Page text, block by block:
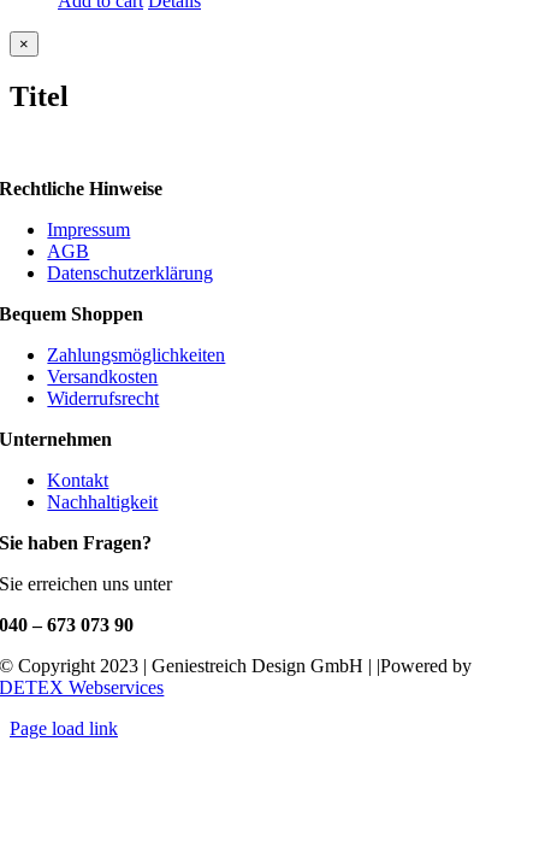
Close
product
view
×
Titel
Rechtliche Hinweise
Impressum
AGB
Datenschutzerklärung
Bequem Shoppen
Zahlungsmöglichkeiten
Versandkosten
Widerrufsrecht
Unternehmen
Kontakt
Nachhaltigkeit
Sie haben Fragen?
Sie erreichen uns unter
040 – 673 073 90
© Copyright 2023 | Geniestreich Design GmbH | |Powered by
DETEX Webservices
Page load link